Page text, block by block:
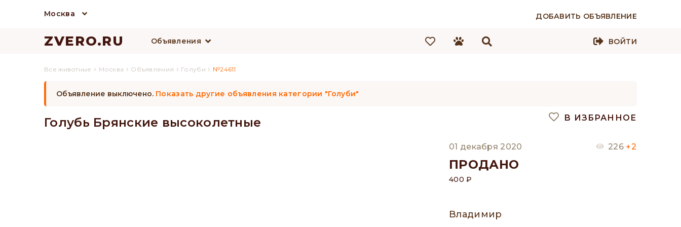
Москва ДОБАВИТЬ ОБЪЯВЛЕНИЕ
ZVERO.RU Объявления ВОЙТИ
Все животные › Москва › Объявления › Голуби › №24611
Объявление выключено. Показать другие объявления категории "Голуби"
Голубь Брянские высоколетные В ИЗБРАННОЕ
01 декабря 2020 226 +2
ПРОДАНО
400 ₽
Владимир